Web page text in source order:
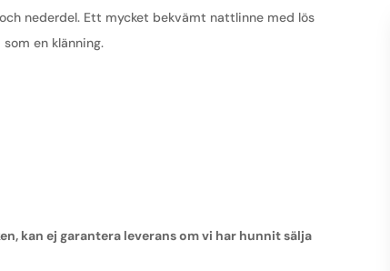
nederdel. Ett mycket bekvämt nattlinne med lös
en klänning.
kan ej garantera leverans om vi har hunnit sälja